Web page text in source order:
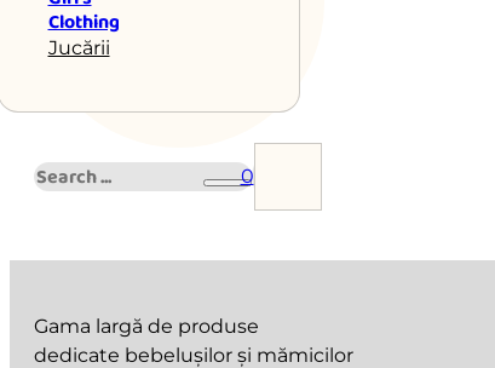
Jucării
Search 0
Gama largă de produse
dedicate bebelușilor și mămicilor